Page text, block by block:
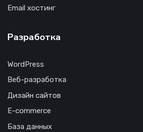
Email хостинг
Разработка
WordPress
Веб-разработка
Дизайн сайтов
E-commerce
База данных